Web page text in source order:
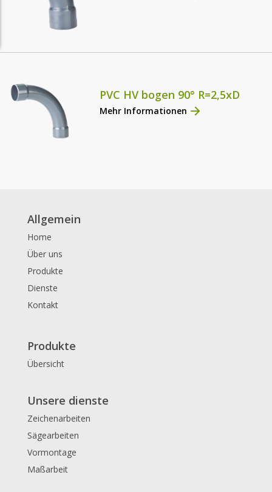
PVC HV bogen 90° R=2,5xD
Mehr Informationen
Allgemein
Home
Über uns
Produkte
Dienste
Kontakt
Produkte
Übersicht
Unsere dienste
Zeichenarbeiten
Sägearbeiten
Vormontage
Maßarbeit